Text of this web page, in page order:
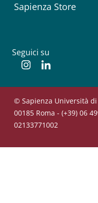
Sapienza Store
Seguici su
Instagram
© Sapienza Università di
00185 Roma - (+39) 06
02133771002